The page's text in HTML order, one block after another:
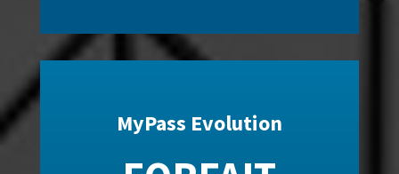
MyPass Evolution